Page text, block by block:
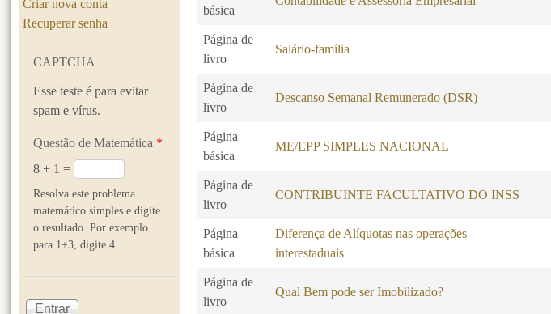
básica
Página de
livro
Salário-família
Página de
livro
Descanso Semanal Remunerado (DSR)
Página
básica
ME/EPP SIMPLES NACIONAL
Página de
livro
CONTRIBUINTE FACULTATIVO DO INSS
Página
básica
Diferença de Alíquotas nas operações
interestaduais
Página de
livro
Qual Bem pode ser Imobilizado?
Criar nova conta
Recuperar senha
CAPTCHA
Esse teste é para evitar
spam e vírus.
Questão de Matemática *
8 + 1 =
Resolva este problema
matemático simples e digite
o resultado. Por exemplo
para 1+3, digite 4.